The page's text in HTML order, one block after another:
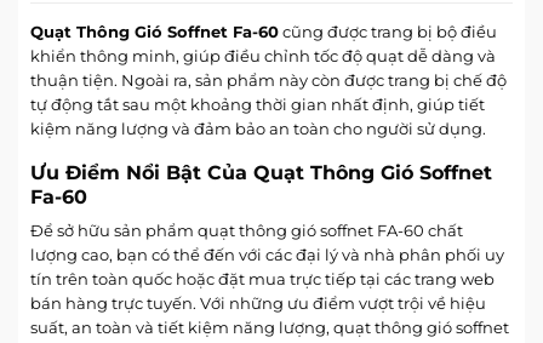
Quạt Thông Gió Soffnet Fa-60cũng được trang bị bộ điều
khiển thông minh, giúp điều chỉnh tốc độ quạt dễ dàng và
thuận tiện. Ngoài ra, sản phẩm này còn được trang bị chế độ
tự động tắt sau một khoảng thời gian nhất định, giúp tiết
kiệm năng lượng và đảm bảo an toàn cho người sử dụng.
Ưu Điểm Nổi Bật Của Quạt Thông Gió Soffnet
Fa-60
Để sở hữu sản phẩm quạt thông gió soffnet FA-60 chất
lượng cao, bạn có thể đến với các đại lý và nhà phân phối uy
tín trên toàn quốc hoặc đặt mua trực tiếp tại các trang web
bán hàng trực tuyến. Với những ưu điểm vượt trội về hiệu
suất, an toàn và tiết kiệm năng lượng, quạt thông gió soffnet